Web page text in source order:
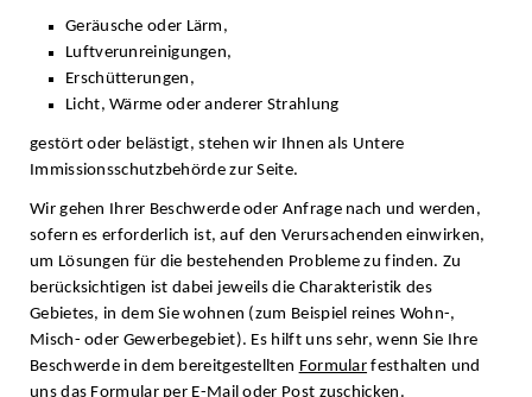
Geräusche oder Lärm,
Luftverunreinigungen,
Erschütterungen,
Licht, Wärme oder anderer Strahlung
gestört oder belästigt, stehen wir Ihnen als Untere
Immissionsschutzbehörde zur Seite.
Wir gehen Ihrer Beschwerde oder Anfrage nach und werden,
sofern es erforderlich ist, auf den Verursachenden einwirken,
um Lösungen für die bestehenden Probleme zu finden. Zu
berücksichtigen ist dabei jeweils die Charakteristik des
Gebietes, in dem Sie wohnen (zum Beispiel reines Wohn-,
Misch- oder Gewerbegebiet). Es hilft uns sehr, wenn Sie Ihre
Beschwerde in dem bereitgestellten Formular festhalten und
uns das Formular per E-Mail oder Post zuschicken.